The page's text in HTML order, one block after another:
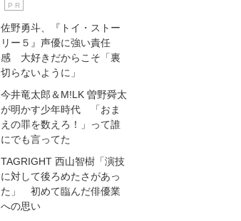
P R
佐野勇斗、『トイ・ストー
リー５』声優に強い責任
感 大好きだからこそ「裏
切らないように」
今井竜太郎＆M!LK 曽野舜太
が明かす少年時代 「おま
えの罪を数えろ！」って誰
にでも言ってた
TAGRIGHT 西山智樹「演技
に対して後ろめたさがあっ
た」 初めて臨んだ俳優業
への思い